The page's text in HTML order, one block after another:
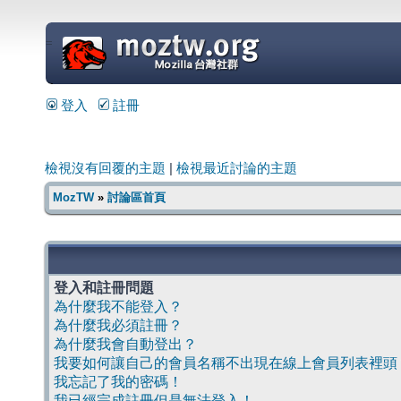
=
登入 註冊
檢視沒有回覆的主題 檢視最近討論的主題
MozTW» 討論區首頁
登入和註冊問題
為什麼我不能登入？
為什麼我必須註冊？
為什麼我會自動登出？
我要如何讓自己的會員名稱不出現在線上會員列表裡頭
我忘記了我的密碼！